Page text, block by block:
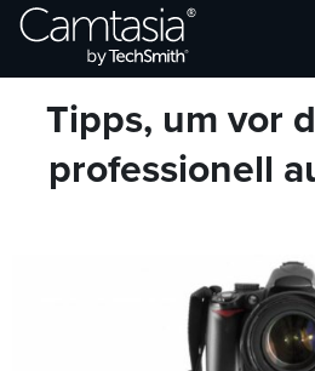
Direkt
zumBrowse Categories
Tipps, um vor
professionell